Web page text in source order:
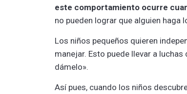
este comportamiento ocurre
no pueden lograr que alguien haga
Los niños pequeños quieren
manejar. Esto puede llevar a
dámelo».
Así pues, cuando los niños